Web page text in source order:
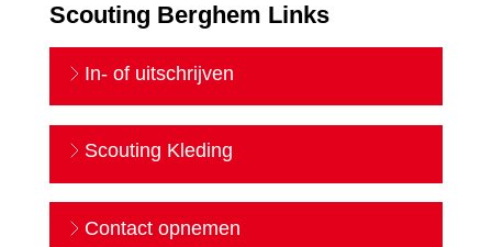
Scouting Berghem Links
In- of uitschrijven
Scouting Kleding
Contact opnemen